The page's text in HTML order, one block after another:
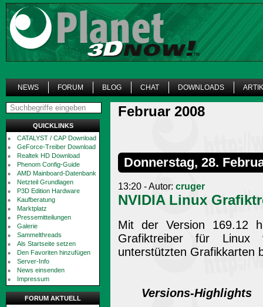
NEWS FORUM BLOG CHAT DOWNLOADS
QUICKLINKS
CATALYST / CAP Download
GeForce-Treiber Download
Realtek HD Download
Phenom Config-Guide
AMD Mainboard-Datenbank
Netzteil Grundlagen
P3D Edition Hardware
Kaufberatung
Marktplatz
Pressemitteilungen
Galerie
Sammelthreads
Als Startseite setzen
Den Favoriten hinzufügen
Server-Info
News einsenden
Impressum
FORUM AKTUELL
Februar 2008
Donnerstag, 28.
13:20 - Autor: cruger
NVIDIA Linux
Mit der Version 169.12
Grafiktreiber für Linux
unterstützten Grafikkarten
Versions-Highlights